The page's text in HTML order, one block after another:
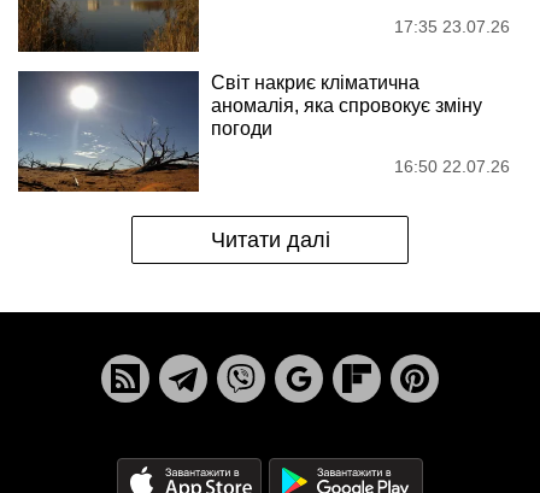
17:35 23.07.26
Світ накриє кліматична
аномалія, яка спровокує зміну
погоди
16:50 22.07.26
Читати далі